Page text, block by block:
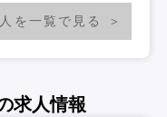
を一覧で見る
求人情報